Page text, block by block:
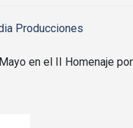
Producciones
en el II Homenaje